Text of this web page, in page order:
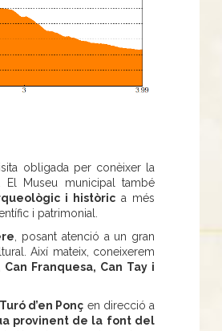
obligada per conèixer la
Museu municipal també
i històrica més
i patrimonial.
, posant atenció a un gran
Així mateix, coneixerem
Franquesa, Can Tay i
d’en Ponç en direcció a
provinent de la font del